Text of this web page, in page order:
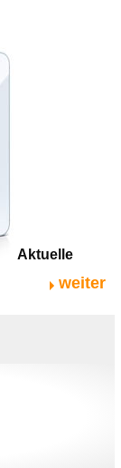
Aktuelle
weiter